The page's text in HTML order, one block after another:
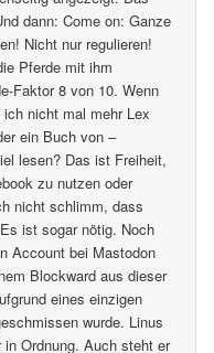
dann: Come on: Ganze
Nicht nur regulieren!
Pferde mit ihm
Faktor 8 von 10. Wenn
nicht mal mehr Lex
ein Buch von –
lesen? Das ist Freiheit,
zu nutzen oder
nicht schlimm, dass
ist sogar nötig. Noch
Account bei Mastodon
Blockward aus dieser
eines einzigen
wurde. Linus
Ordnung. Auch steht er